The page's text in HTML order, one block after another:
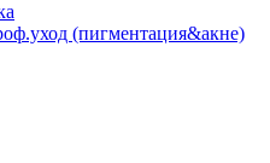
(пигментация&акне)